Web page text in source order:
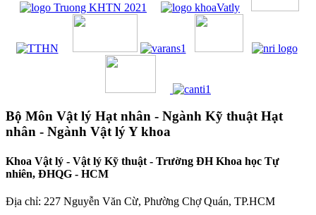
Bộ Môn Vật lý Hạt nhân - Ngành Kỹ thuật Hạt
nhân - Ngành Vật lý Y khoa
Khoa Vật lý - Vật lý Kỹ thuật - Trường ĐH Khoa học Tự
nhiên, ĐHQG - HCM
Địa chỉ: 227 Nguyễn Văn Cừ, Phường Chợ Quán, TP.HCM